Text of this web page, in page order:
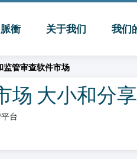
衝 关于我们 我们
监管审查软件市场
大小和分享
台